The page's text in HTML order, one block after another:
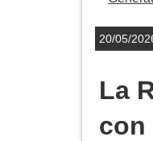
20/05/
La
con